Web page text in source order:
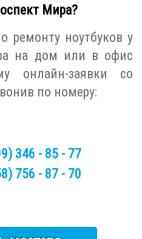
Мира?
ремонту ноутбуков у
на дом или в офис
онлайн-заявки со
по номеру:
346 - 85 - 77
756 - 87 - 70